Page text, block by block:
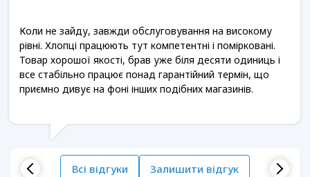
Коли не зайду, завжди обслуговування на високому
рівні. Хлопці працюють тут компетентні і помірковані.
Товар хорошої якості, брав уже біля десяти одиниць і
все стабільно працює понад гарантійний термін, що
приємно дивує на фоні інших подібних магазинів.
Всі відгуки Залишити відгук